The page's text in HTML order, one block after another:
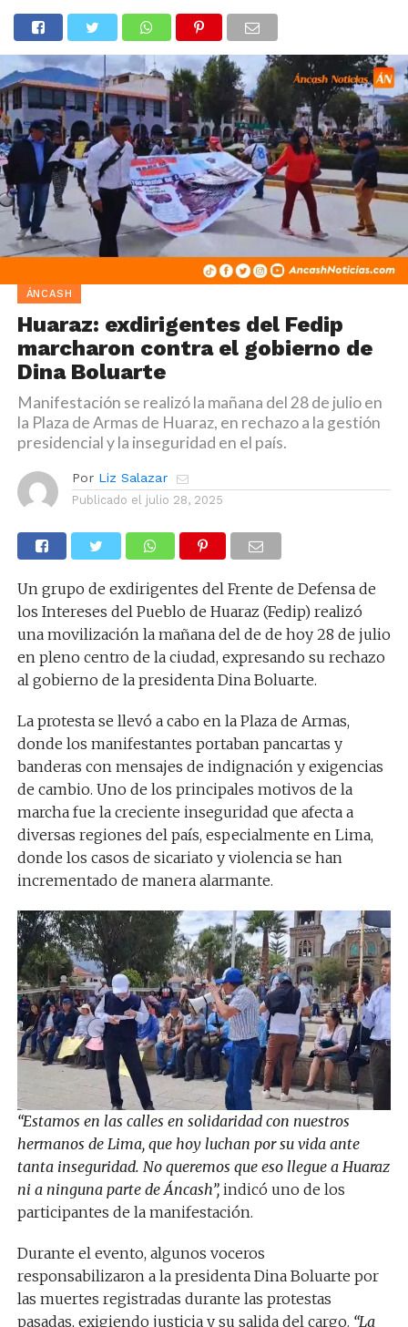
ÁNCASH
Huaraz: exdirigentes del Fedip
marcharon contra el gobierno de
Dina Boluarte
Manifestación se realizó la mañana del 28 de julio en
la Plaza de Armas de Huaraz, en rechazo a la gestión
presidencial y la inseguridad en el país.
Por Liz Salazar
Publicado el julio 28, 2025
Un grupo de exdirigentes del Frente de Defensa de
los Intereses del Pueblo de Huaraz (Fedip) realizó
una movilización la mañana del de de hoy 28 de julio
en pleno centro de la ciudad, expresando su rechazo
al gobierno de la presidenta Dina Boluarte.
La protesta se llevó a cabo en la Plaza de Armas,
donde los manifestantes portaban pancartas y
banderas con mensajes de indignación y exigencias
de cambio. Uno de los principales motivos de la
marcha fue la creciente inseguridad que afecta a
diversas regiones del país, especialmente en Lima,
donde los casos de sicariato y violencia se han
incrementado de manera alarmante.
“Estamos en las calles en solidaridad con nuestros
hermanos de Lima, que hoy luchan por su vida ante
tanta inseguridad. No queremos que eso llegue a Huaraz
ni a ninguna parte de Áncash”,indicó uno de los
participantes de la manifestación.
Durante el evento, algunos voceros
responsabilizaron a la presidenta Dina Boluarte por
las muertes registradas durante las protestas
pasadas, exigiendo justicia y su salida del cargo. “La